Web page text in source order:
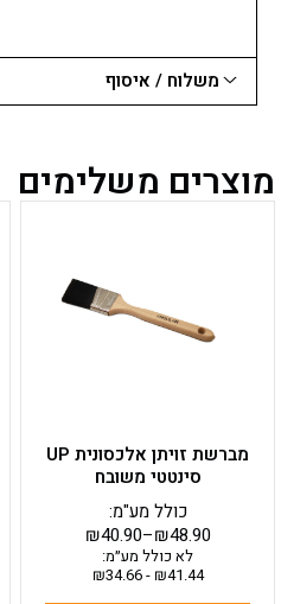
משלוח / איסוף
מוצרים משלימים
מברשת זויתן אלכסונית UP
סינטטי משובח
₪40.90–₪48.90
כולל מע"מ:
לא כולל מע״מ:
₪41.44
-
₪34.66
מספר
סוגים.
המוצר